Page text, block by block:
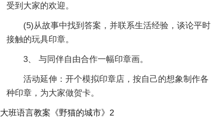
受到大家的欢迎。
(5)从故事中找到答案，并联系生活经验，谈论平时
接触的玩具印章。
3、 与同伴自由合作一幅印章画。
活动延伸：开个模拟印章店，按自己的想象制作各
种印章，为大家做贺卡。
大班语言教案《野猫的城市》2